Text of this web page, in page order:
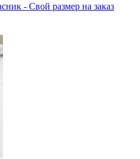
- Свой размер на заказ